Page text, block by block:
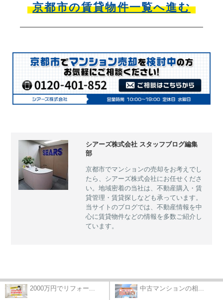
京都市の賃貸物件一覧へ進む
シアーズ株式会社 スタッフブログ編集
部
京都市でマンションの売却をお考えでし
たら、シアーズ株式会社にお任せくださ
い。地域密着の当社は、不動産購入・賃
貸管理・賃貸探しなども承っています。
当サイトのブログでは、不動産情報を中
心に賃貸物件などの情報を多数ご紹介し
ています。
2000万円でリフォー... 中古マンションの相...